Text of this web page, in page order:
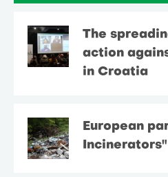
The
action
in Croatia
European
Incinerators"